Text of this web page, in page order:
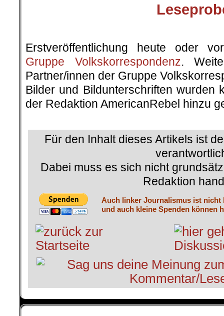
Erstveröffentlichung heute oder
Gruppe Volkskorrespondenz.
Partner/innen der Gruppe
Bilder und Bildunterschriften wurden
der Redaktion AmericanRebel hinzu
Für den Inhalt dieses Artikels ist
Dabei muss es sich nicht
Redaktion
Auch linker Journalismus ist nicht
und auch kleine Spenden können